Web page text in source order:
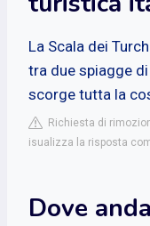
La Scala dei
tra due spiagge
scorge tutta la
Richiesta di
isualizza la risposta
Dove